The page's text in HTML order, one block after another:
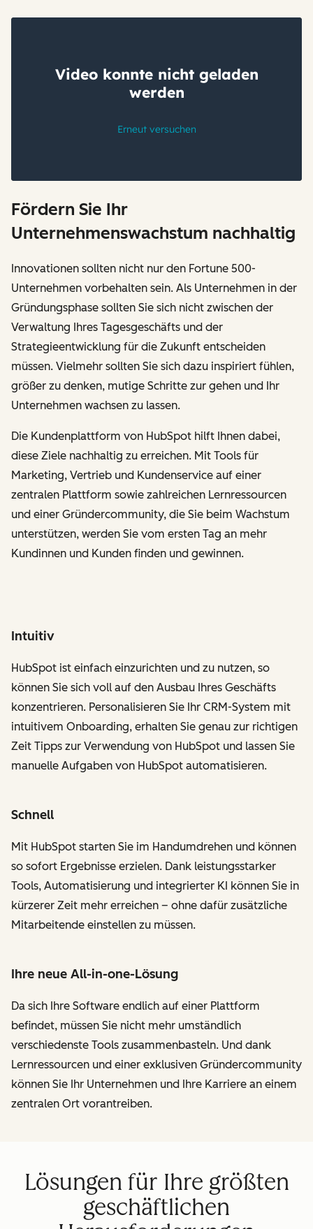
Fördern Sie Ihr
Unternehmenswachstum nachhaltig
Innovationen sollten nicht nur den Fortune 500-
Unternehmen vorbehalten sein. Als Unternehmen in der
Gründungsphase sollten Sie sich nicht zwischen der
Verwaltung Ihres Tagesgeschäfts und der
Strategieentwicklung für die Zukunft entscheiden
müssen. Vielmehr sollten Sie sich dazu inspiriert fühlen,
größer zu denken, mutige Schritte zur gehen und Ihr
Unternehmen wachsen zu lassen.
Die Kundenplattform von HubSpot hilft Ihnen dabei,
diese Ziele nachhaltig zu erreichen. Mit Tools für
Marketing, Vertrieb und Kundenservice auf einer
zentralen Plattform sowie zahlreichen Lernressourcen
und einer Gründercommunity, die Sie beim Wachstum
unterstützen, werden Sie vom ersten Tag an mehr
Kundinnen und Kunden finden und gewinnen.
Intuitiv
HubSpot ist einfach einzurichten und zu nutzen, so
können Sie sich voll auf den Ausbau Ihres Geschäfts
konzentrieren. Personalisieren Sie Ihr CRM-System mit
intuitivem Onboarding, erhalten Sie genau zur richtigen
Zeit Tipps zur Verwendung von HubSpot und lassen Sie
manuelle Aufgaben von HubSpot automatisieren.
Schnell
Mit HubSpot starten Sie im Handumdrehen und können
so sofort Ergebnisse erzielen. Dank leistungsstarker
Tools, Automatisierung und integrierter KI können Sie in
kürzerer Zeit mehr erreichen – ohne dafür zusätzliche
Mitarbeitende einstellen zu müssen.
Ihre neue All-in-one-Lösung
Da sich Ihre Software endlich auf einer Plattform
befindet, müssen Sie nicht mehr umständlich
verschiedenste Tools zusammenbasteln. Und dank
Lernressourcen und einer exklusiven Gründercommunity
können Sie Ihr Unternehmen und Ihre Karriere an einem
zentralen Ort vorantreiben.
Lösungen für Ihre größten
geschäftlichen